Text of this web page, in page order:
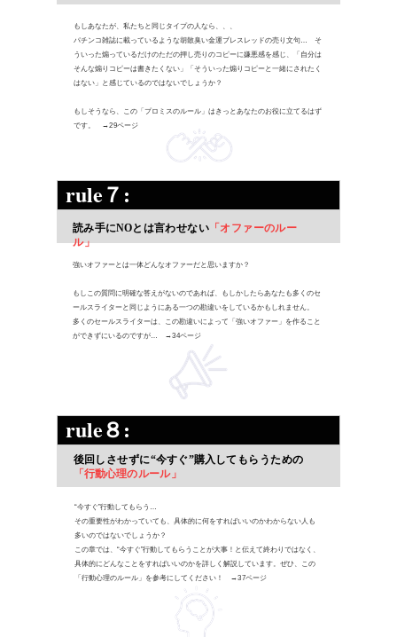
もしあなたが、私たちと同じタイプの人なら、、、
パチンコ雑誌に載っているような胡散臭い金運ブレスレッドの売り文句… そ
ういった煽っているだけのただの押し売りのコピーに嫌悪感を感じ、「自分は
そんな煽りコピーは書きたくない」「そういった煽りコピーと一緒にされたく
はない」と感じているのではないでしょうか？
もしそうなら、この「プロミスのルール」はきっとあなたのお役に立てるはず
です。 →29ページ
rule７:
読み手にNOとは言わせない 「オファーのルー
ル」
強いオファーとは一体どんなオファーだと思いますか？
もしこの質問に明確な答えがないのであれば、もしかしたらあなたも多くのセ
ールスライターと同じようにある一つの勘違いをしているかもしれません。
多くのセールスライターは、この勘違いによって「強いオファー」を作ること
ができずにいるのですが… →34ページ
rule８:
後回しさせずに“今すぐ”購入してもらうための
「行動心理のルール」
“今すぐ”行動してもらう…
その重要性がわかっていても、具体的に何をすればいいのかわからない人も
多いのではないでしょうか？
この章では、“今すぐ”行動してもらうことが大事！と伝えて終わりではなく、
具体的にどんなことをすればいいのかを詳しく解説しています。ぜひ、この
「行動心理のルール」を参考にしてください！
→37ページ